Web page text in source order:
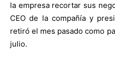
la empresa recortar sus
CEO de la compañía y
retiró el mes pasado como
julio.